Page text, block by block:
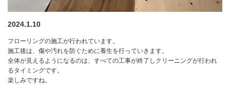
2024.1.10
フローリングの施工が行われています。
施工後は、傷や汚れを防ぐために養生を行っていきます。
全体が見えるようになるのは、すべての工事が終了しクリーニングが行われ
るタイミングです。
楽しみですね。